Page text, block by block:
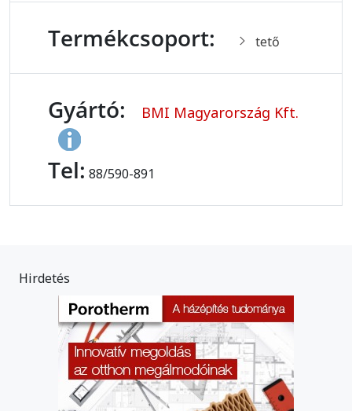
Termékcsoport: tető
Gyártó: BMI Magyarország Kft.
Tel: 88/590-891
Hirdetés